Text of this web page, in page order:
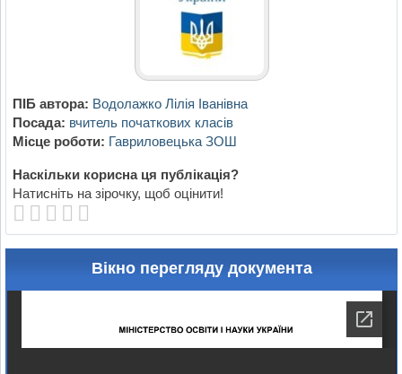
ПІБ автора: Водолажко Лілія Іванівна
Посада: вчитель початкових класів
Місце роботи: Гавриловецька ЗОШ
Наскільки корисна ця публікація?
Натисніть на зірочку, щоб оцінити!
Вікно перегляду документа